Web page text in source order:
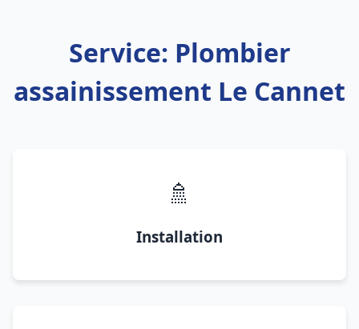
Service: Plombier
assainissement Le Cannet
🚿
Installation